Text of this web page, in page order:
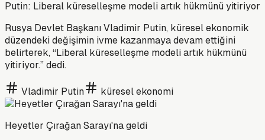
Putin: Liberal küreselleşme modeli artık hükmünü yitiriyor
Rusya Devlet Başkanı Vladimir Putin, küresel ekonomik
düzendeki değişimin ivme kazanmaya devam ettiğini
belirterek, “Liberal küreselleşme modeli artık hükmünü
yitiriyor.” dedi.
Vladimir Putin küresel ekonomi
Heyetler Çırağan Sarayı'na geldi